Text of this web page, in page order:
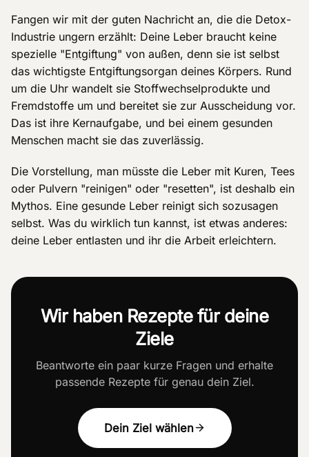
Fangen wir mit der guten Nachricht an, die die Detox-
Industrie ungern erzählt: Deine Leber braucht keine
spezielle "Entgiftung" von außen, denn sie ist selbst
das wichtigste Entgiftungsorgan deines Körpers. Rund
um die Uhr wandelt sie Stoffwechselprodukte und
Fremdstoffe um und bereitet sie zur Ausscheidung vor.
Das ist ihre Kernaufgabe, und bei einem gesunden
Menschen macht sie das zuverlässig.
Die Vorstellung, man müsste die Leber mit Kuren, Tees
oder Pulvern "reinigen" oder "resetten", ist deshalb ein
Mythos. Eine gesunde Leber reinigt sich sozusagen
selbst. Was du wirklich tun kannst, ist etwas anderes:
deine Leber entlasten und ihr die Arbeit erleichtern.
Wir haben Rezepte für deine
Ziele
Beantworte ein paar kurze Fragen und erhalte
passende Rezepte für genau dein Ziel.
Dein Ziel wählen